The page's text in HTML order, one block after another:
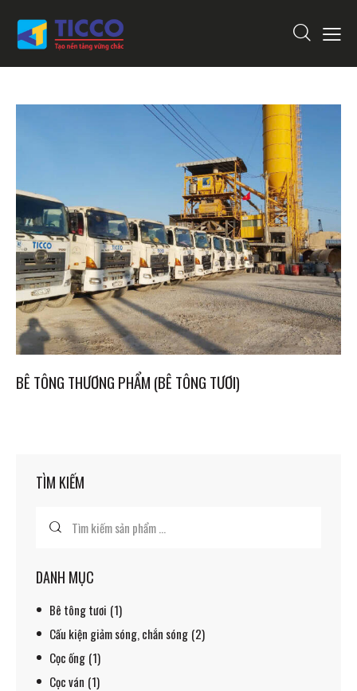
BÊ TÔNG THƯƠNG PHẨM (BÊ TÔNG TƯƠI)
TÌM KIẾM
DANH MỤC
Bê tông tươi (1)
Cấu kiện giảm sóng, chắn sóng (2)
Cọc ống (1)
Cọc ván (1)